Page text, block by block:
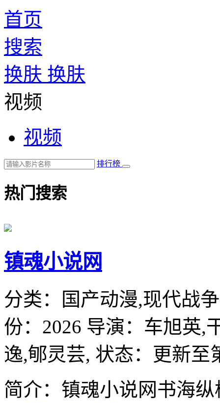
首页
搜索
换肤 换肤
视频
视频
排行榜
热门搜索
镇魂小说网
分类：
国产动漫,现代战
份： 2026 导演： 车旭英,
逸,郇灵芸, 状态：更新至
简介：镇魂小说网书海